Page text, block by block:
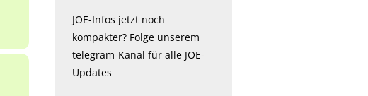
JOE-Infos jetzt noch
kompakter? Folge unserem
telegram-Kanal für alle JOE-
Updates